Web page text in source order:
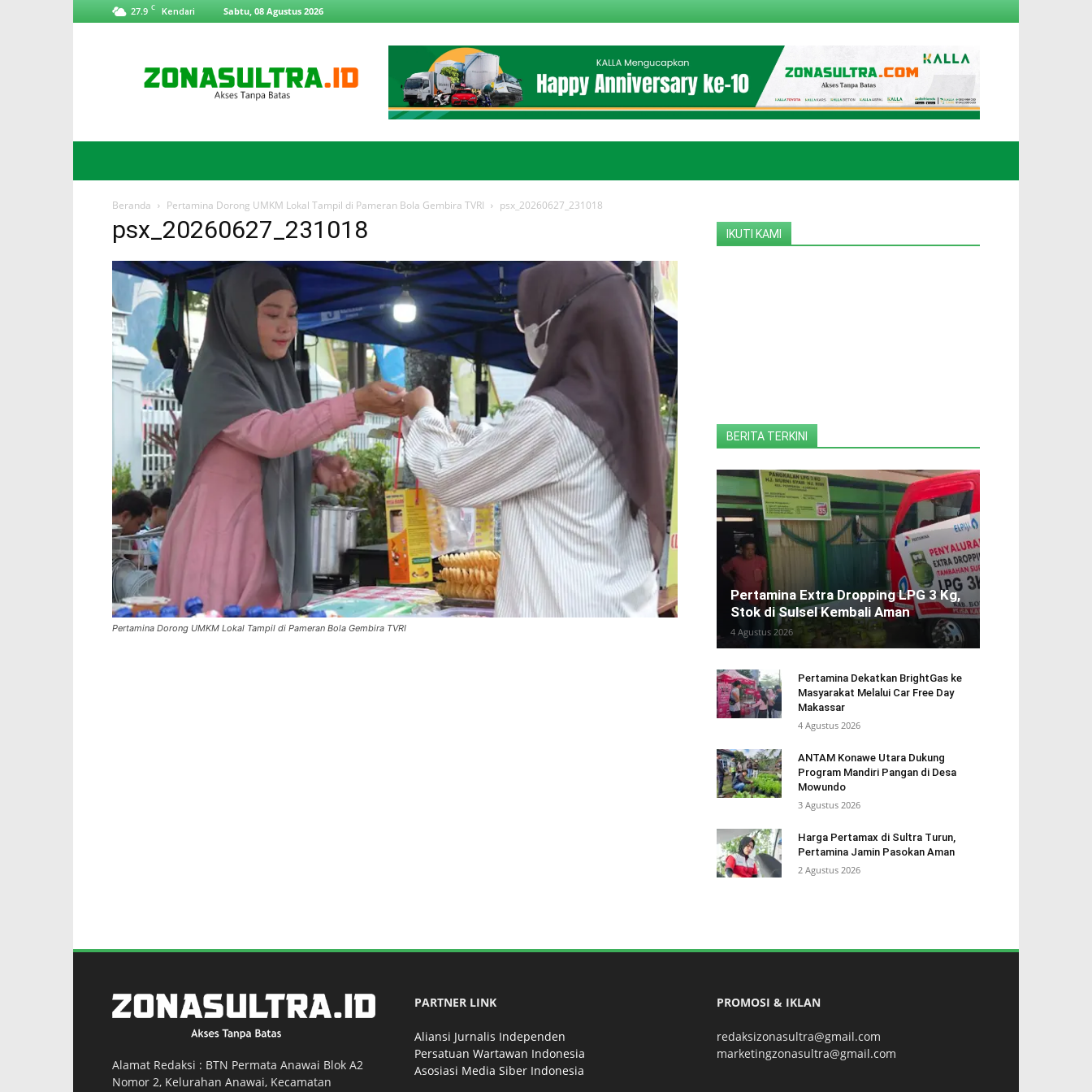
27.9 C Kendari Sabtu, 08 Agustus 2026
Beranda Pertamina Dorong UMKM Lokal Tampil di Pameran Bola Gembira TVRI psx_20260627_231018
psx_20260627_231018
Pertamina Dorong UMKM Lokal Tampil di Pameran Bola Gembira TVRI
IKUTI KAMI
BERITA TERKINI
Pertamina Extra Dropping LPG 3 Kg,
Stok di Sulsel Kembali Aman
4 Agustus 2026
Pertamina Dekatkan BrightGas ke
Masyarakat Melalui Car Free Day
Makassar
4 Agustus 2026
ANTAM Konawe Utara Dukung
Program Mandiri Pangan di Desa
Mowundo
3 Agustus 2026
Harga Pertamax di Sultra Turun,
Pertamina Jamin Pasokan Aman
2 Agustus 2026
Alamat Redaksi : BTN Permata Anawai Blok A2
Nomor 2, Kelurahan Anawai, Kecamatan
PARTNER LINK
Aliansi Jurnalis Independen
Persatuan Wartawan Indonesia
Asosiasi Media Siber Indonesia
PROMOSI & IKLAN
redaksizonasultra@gmail.com
marketingzonasultra@gmail.com